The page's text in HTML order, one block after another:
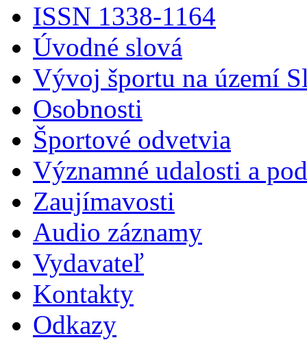
ISSN 1338-1164
Úvodné slová
Vývoj športu na území
Osobnosti
Športové odvetvia
Významné udalosti a
Zaujímavosti
Audio záznamy
Vydavateľ
Kontakty
Odkazy